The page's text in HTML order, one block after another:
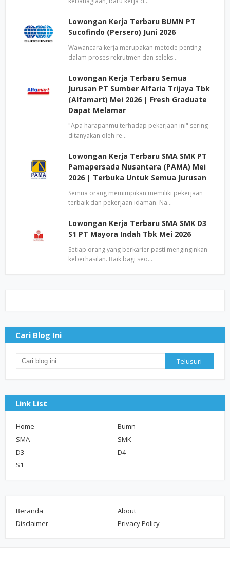
Lowongan Kerja Terbaru BUMN PT
Sucofindo (Persero) Juni 2026
Wawancara kerja merupakan metode penting
dalam proses rekrutmen dan seleks…
Lowongan Kerja Terbaru Semua
Jurusan PT Sumber Alfaria Trijaya Tbk
(Alfamart) Mei 2026 | Fresh Graduate
Dapat Melamar
"Apa harapanmu terhadap pekerjaan ini" sering
ditanyakan oleh re…
Lowongan Kerja Terbaru SMA SMK PT
Pamapersada Nusantara (PAMA) Mei
2026 | Terbuka Untuk Semua Jurusan
Semua orang memimpikan memiliki pekerjaan
terbaik dan pekerjaan idaman. Na…
Lowongan Kerja Terbaru SMA SMK D3
S1 PT Mayora Indah Tbk Mei 2026
Setiap orang yang berkarier pasti menginginkan
keberhasilan. Baik bagi seo…
Cari Blog Ini
Link List
Home
Bumn
SMA
SMK
D3
D4
S1
Beranda
About
Disclaimer
Privacy Policy